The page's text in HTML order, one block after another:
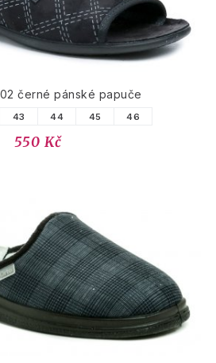
černé pánské papuče
43 44 45 46
550 Kč